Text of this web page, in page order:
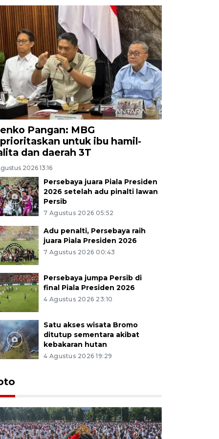
Pangan: MBG
untuk ibu hamil-
dan daerah 3T
2026 13:16
Persebaya juara Piala Presiden
2026 setelah adu pinalti lawan
Persib
7 Agustus 2026 05:52
Adu penalti, Persebaya raih
juara Piala Presiden 2026
7 Agustus 2026 00:43
Persebaya jumpa Persib di
final Piala Presiden 2026
4 Agustus 2026 23:10
Satu akses wisata Bromo
ditutup sementara akibat
kebakaran hutan
4 Agustus 2026 19:29